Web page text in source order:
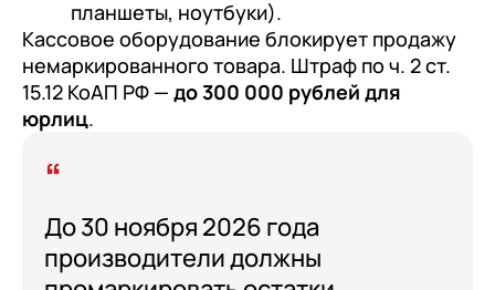
планшеты, ноутбуки).
Кассовое оборудование блокирует продажу
немаркированного товара. Штраф по ч. 2 ст.
15.12 КоАП РФ — до 300 000 рублей для
юрлиц.
До 30 ноября 2026 года
производители должны